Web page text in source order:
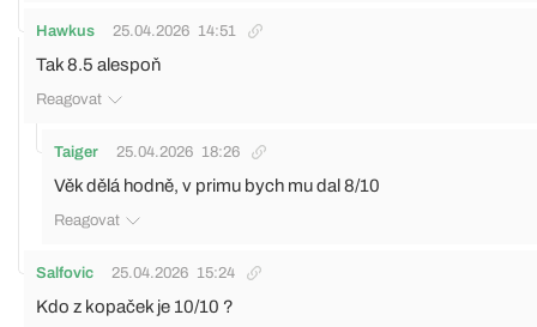
Hawkus 25.04.2026 14:51
Tak 8.5 alespoň
Reagovat
Taiger 25.04.2026 18:26
Věk dělá hodně, v primu bych mu dal 8/10
Reagovat
Salfovic 25.04.2026 15:24
Kdo z kopaček je 10/10 ?